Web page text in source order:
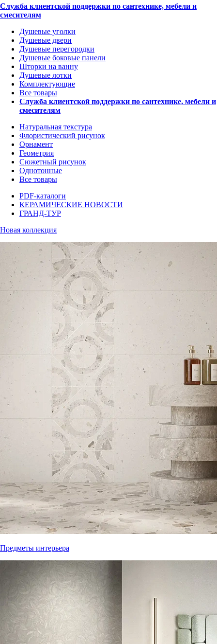
Служба клиентской поддержки по сантехнике, мебели и
смесителям
Душевые уголки
Душевые двери
Душевые перегородки
Душевые боковые панели
Шторки на ванну
Душевые лотки
Комплектующие
Все товары
Служба клиентской поддержки по сантехнике, мебели и
смесителям
Натуральная текстура
Флористический рисунок
Орнамент
Геометрия
Сюжетный рисунок
Однотонные
Все товары
PDF-каталоги
КЕРАМИЧЕСКИЕ НОВОСТИ
ГРАНД-ТУР
Новая коллекция
Предметы интерьера